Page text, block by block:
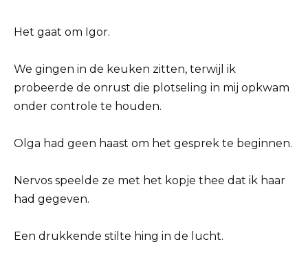
Het gaat om Igor.
We gingen in de keuken zitten, terwijl ik
probeerde de onrust die plotseling in mij opkwam
onder controle te houden.
Olga had geen haast om het gesprek te beginnen.
Nervos speelde ze met het kopje thee dat ik haar
had gegeven.
Een drukkende stilte hing in de lucht.